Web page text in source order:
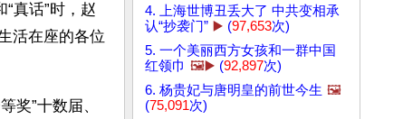
真话”时，赵
活在座的各位
奖”十数届、
4. 上海世博丑丢大了 中共变相承
认“抄袭门” ▶️ (97,653次)
5. 一个美丽西方女孩和一群中国
红领巾 🖼️▶️ (92,897次)
6. 杨贵妃与唐明皇的前世今生 🖼️
(75,091次)